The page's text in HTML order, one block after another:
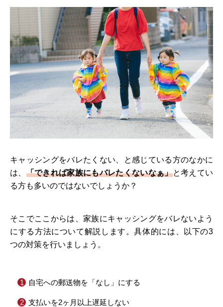
キャッシングをバレたくない、と感じている方のなかに
は、 「できれば家族にもバレたくないなぁ」と考えてい
る方も多いのではないでしょうか？
そこでここからは、家族にキャッシングをバレないよう
にする方法について解説します。具体的には、以下の3
つの対策を行いましょう。
自宅への郵送物を「なし」にする
支払いを2ヶ月以上遅延しない